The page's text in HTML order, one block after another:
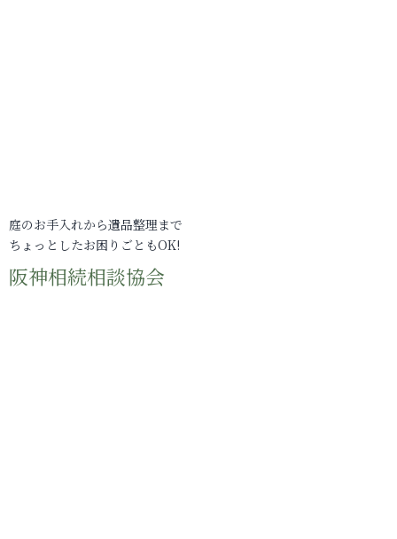
庭のお手入れから遺品整理まで
ちょっとしたお困りごともOK!
阪神相続相談協会